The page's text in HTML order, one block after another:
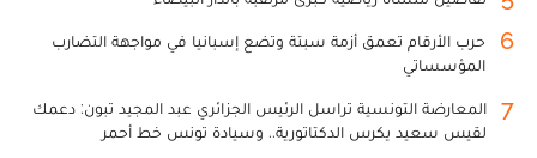
6
حرب الأرقام تعمق أزمة سبتة وتضع إسبانيا في مواجهة التضارب
المؤسساتي
7
المعارضة التونسية تراسل الرئيس الجزائري عبد المجيد تبون: دعمك
لقيس سعيد يكرس الدكتاتورية.. وسيادة تونس خط أحمر